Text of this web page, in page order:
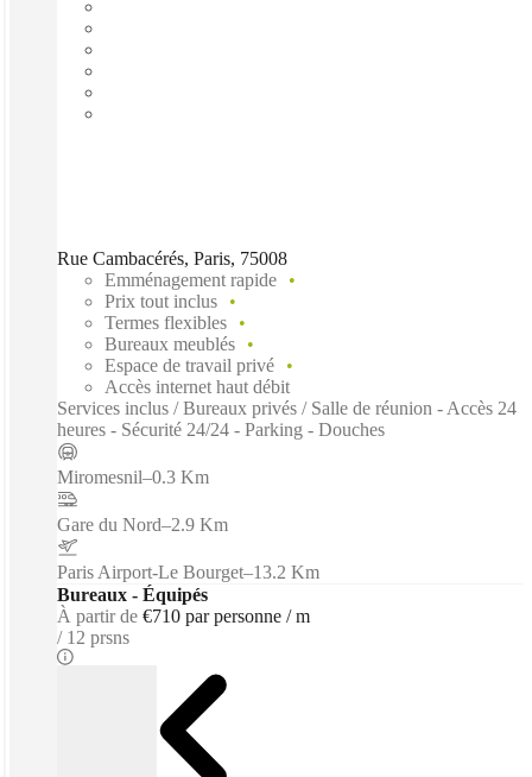
Rue Cambacérés, Paris, 75008
Emménagement rapide
Prix tout inclus
Termes flexibles
Bureaux meublés
Espace de travail privé
Accès internet haut débit
Services inclus / Bureaux privés / Salle de réunion - Accès 24
heures - Sécurité 24/24 - Parking - Douches
Miromesnil–0.3 Km
Gare du Nord–2.9 Km
Paris Airport-Le Bourget–13.2 Km
Bureaux - Équipés
À partir de €710 par personne / m
12 prsns